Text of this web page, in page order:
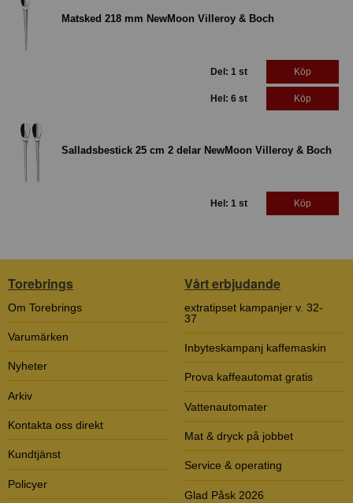
Matsked 218 mm NewMoon Villeroy & Boch
Del: 1 st Köp
Hel: 6 st Köp
Salladsbestick 25 cm 2 delar NewMoon Villeroy & Boch
Hel: 1 st Köp
Torebrings
Om Torebrings
Varumärken
Nyheter
Arkiv
Kontakta oss direkt
Kundtjänst
Policyer
Vårt erbjudande
extratipset kampanjer v. 32-
37
Inbyteskampanj kaffemaskin
Prova kaffeautomat gratis
Vattenautomater
Mat & dryck på jobbet
Service & operating
Glad Påsk 2026